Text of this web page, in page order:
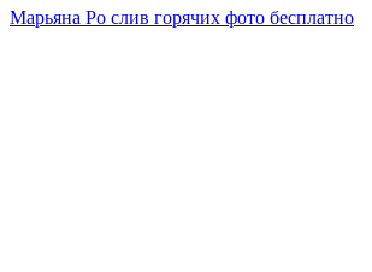
Марьяна Ро слив горячих фото бесплатно